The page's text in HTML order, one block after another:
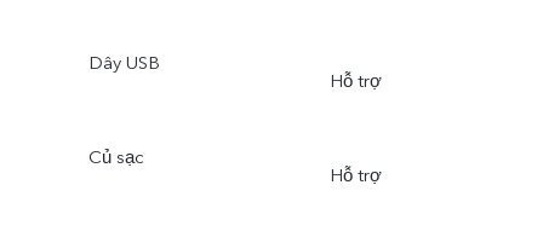
Dây USB
Hỗ trợ
Củ sạc
Hỗ trợ